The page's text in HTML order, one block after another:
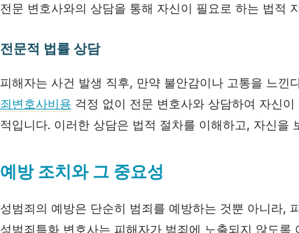
전문 변호사와의 상담을 통해 자신이 필요로 하는 법적
전문적 법률 상담
피해자는 사건 발생 직후, 만약 불안감이나 고통을 느낀
죄변호사비용 걱정 없이 전문 변호사와 상담하여 자신
적입니다. 이러한 상담은 법적 절차를 이해하고, 자신을
예방 조치와 그 중요성
성범죄의 예방은 단순히 범죄를 예방하는 것뿐 아니라,
성범죄특화 변호사는 피해자가 범죄에 노출되지 않도